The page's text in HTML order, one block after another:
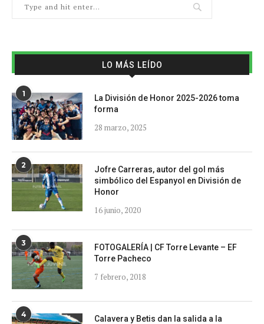
LO MÁS LEÍDO
1
La División de Honor 2025-2026 toma
forma
28 marzo, 2025
2
Jofre Carreras, autor del gol más
simbólico del Espanyol en División de
Honor
16 junio, 2020
3
FOTOGALERÍA | CF Torre Levante – EF
Torre Pacheco
7 febrero, 2018
4
Calavera y Betis dan la salida a la